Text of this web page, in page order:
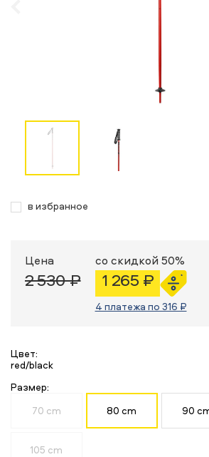
в избранное
Цена
2 530 ₽
со скидкой 50%
1 265 ₽
4 платежа по 316 ₽
Цвет:
red/black
Размер:
70 cm
80 cm 90
105 cm